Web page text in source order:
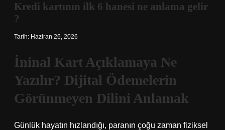
Kredi kartının ilk 6 hanesi ne anlama gelir
?
Tarih: Haziran 26, 2026
İninal Kart Açıklamaya Ne
Yazılır? Dijital Ödemelerin
Görünmeyen Dilini Anlamak
Günlük hayatın hızlandığı, paranın çoğu zaman fiziksel